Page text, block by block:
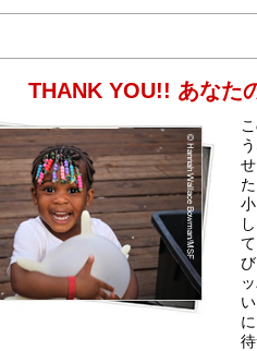
THANK YOU!! あなた